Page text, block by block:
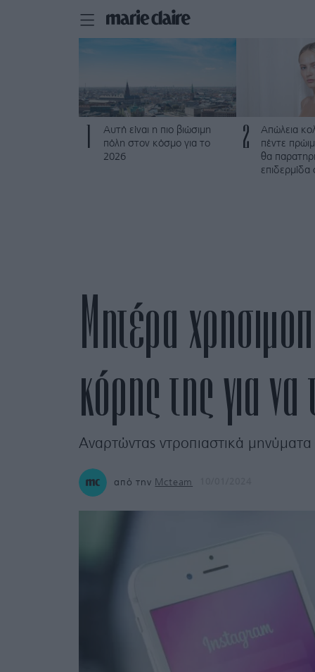
Αυτή είναι η πιο βιώσιμη
πόλη στον κόσμο για το
2026
2
Απώλεια
πέντε
θα
επιδερμίδα
Μητέρα
κόρης της για
Αναρτώντας ντροπιαστικά μηνύματα
από την Mcteam